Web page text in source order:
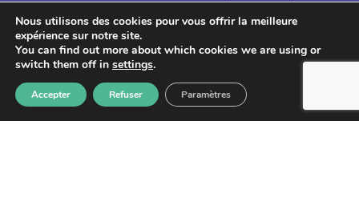
Promotion de la Santé (IREPS de Guyane).
Elle favorise le développement de
l’Education et de la Promotion de la Santé
et de l’Education Thérapeutique du Patient
en Guyane.
Nous utilisons des cookies pour vous offrir la meilleure
expérience sur notre site.
You can find out more about which cookies we are using or
switch them off in settings.
Accepter Refuser Paramètres